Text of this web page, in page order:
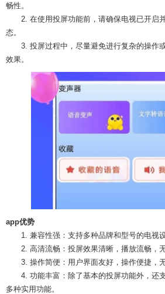
畅性。
2. 在使用投屏功能前，请确保电视已开启
态。
3. 投屏过程中，尽量避免进行复杂的操作
效果。
app优势
1. 兼容性强：支持多种品牌和型号的电视
2. 高清流畅：投屏效果清晰，播放流畅，
3. 操作简便：用户界面友好，操作便捷，
4. 功能丰富：除了基本的投屏功能外，还
多种实用功能。